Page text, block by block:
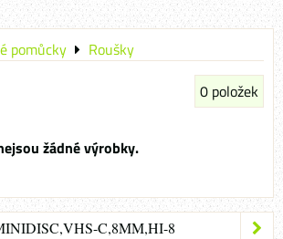
pomůcky Roušky
0 položek
C,8MM,HI-8